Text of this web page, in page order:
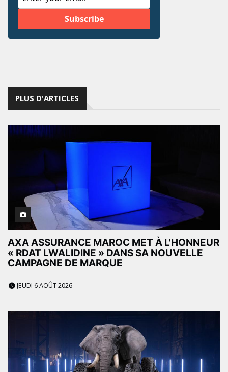
PLUS D'ARTICLES
AXA ASSURANCE MAROC MET À L'HONNEUR
« RDAT LWALIDINE » DANS SA NOUVELLE
CAMPAGNE DE MARQUE
JEUDI 6 AOÛT 2026